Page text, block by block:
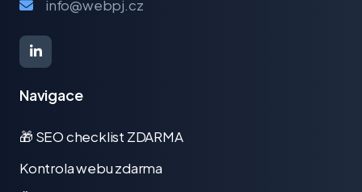
info@webpj.cz
Navigace
🎁 SEO checklist ZDARMA
Kontrola webu zdarma